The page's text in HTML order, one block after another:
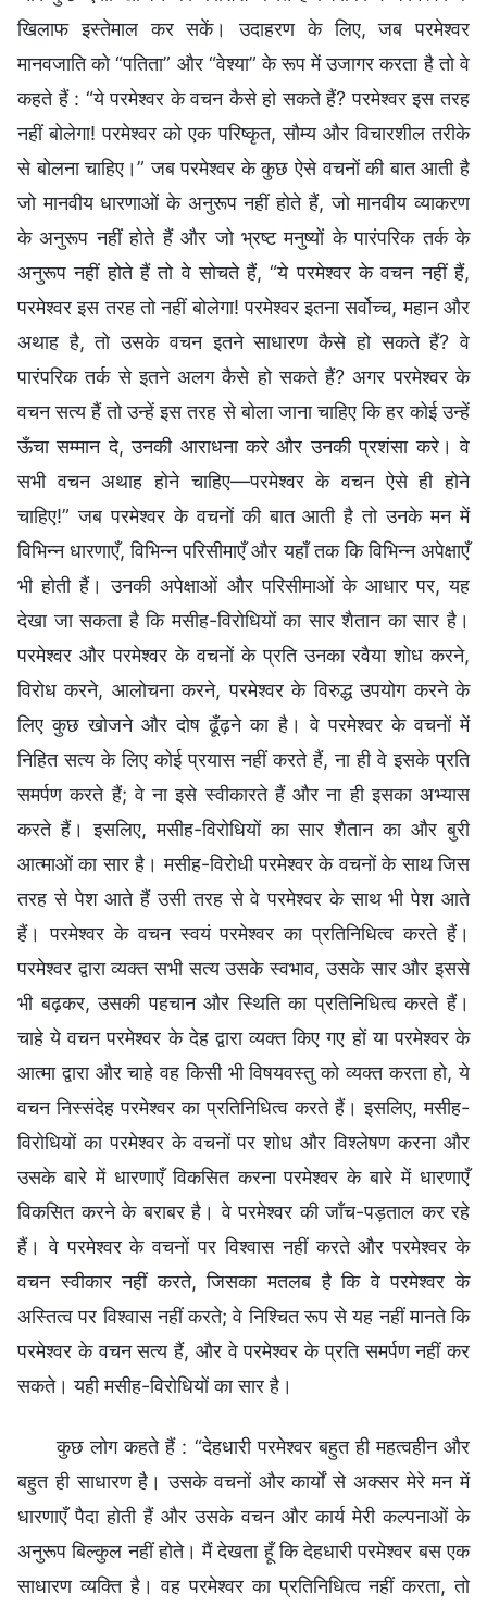
खिलाफ इस्तेमाल कर सकें। उदाहरण के लिए, जब परमेश्वर
मानवजाति को “पतिता” और “वेश्या” के रूप में उजागर करता है तो वे
कहते हैं : “ये परमेश्वर के वचन कैसे हो सकते हैं? परमेश्वर इस तरह
नहीं बोलेगा! परमेश्वर को एक परिष्कृत, सौम्य और विचारशील तरीके
से बोलना चाहिए।” जब परमेश्वर के कुछ ऐसे वचनों की बात आती है
जो मानवीय धारणाओं के अनुरूप नहीं होते हैं, जो मानवीय व्याकरण
के अनुरूप नहीं होते हैं और जो भ्रष्ट मनुष्यों के पारंपरिक तर्क के
अनुरूप नहीं होते हैं तो वे सोचते हैं, “ये परमेश्वर के वचन नहीं हैं,
परमेश्वर इस तरह तो नहीं बोलेगा! परमेश्वर इतना सर्वोच्च, महान और
अथाह है, तो उसके वचन इतने साधारण कैसे हो सकते हैं? वे
पारंपरिक तर्क से इतने अलग कैसे हो सकते हैं? अगर परमेश्वर के
वचन सत्य हैं तो उन्हें इस तरह से बोला जाना चाहिए कि हर कोई उन्हें
ऊँचा सम्मान दे, उनकी आराधना करे और उनकी प्रशंसा करे। वे
सभी वचन अथाह होने चाहिए—परमेश्वर के वचन ऐसे ही होने
चाहिए!” जब परमेश्वर के वचनों की बात आती है तो उनके मन में
विभिन्न धारणाएँ, विभिन्न परिसीमाएँ और यहाँ तक कि विभिन्न अपेक्षाएँ
भी होती हैं। उनकी अपेक्षाओं और परिसीमाओं के आधार पर, यह
देखा जा सकता है कि मसीह-विरोधियों का सार शैतान का सार है।
परमेश्वर और परमेश्वर के वचनों के प्रति उनका रवैया शोध करने,
विरोध करने, आलोचना करने, परमेश्वर के विरुद्ध उपयोग करने के
लिए कुछ खोजने और दोष ढूँढ़ने का है। वे परमेश्वर के वचनों में
निहित सत्य के लिए कोई प्रयास नहीं करते हैं, ना ही वे इसके प्रति
समर्पण करते हैं; वे ना इसे स्वीकारते हैं और ना ही इसका अभ्यास
करते हैं। इसलिए, मसीह-विरोधियों का सार शैतान का और बुरी
आत्माओं का सार है। मसीह-विरोधी परमेश्वर के वचनों के साथ जिस
तरह से पेश आते हैं उसी तरह से वे परमेश्वर के साथ भी पेश आते
हैं। परमेश्वर के वचन स्वयं परमेश्वर का प्रतिनिधित्व करते हैं।
परमेश्वर द्वारा व्यक्त सभी सत्य उसके स्वभाव, उसके सार और इससे
भी बढ़कर, उसकी पहचान और स्थिति का प्रतिनिधित्व करते हैं।
चाहे ये वचन परमेश्वर के देह द्वारा व्यक्त किए गए हों या परमेश्वर के
आत्मा द्वारा और चाहे वह किसी भी विषयवस्तु को व्यक्त करता हो, ये
वचन निस्संदेह परमेश्वर का प्रतिनिधित्व करते हैं। इसलिए, मसीह-
विरोधियों का परमेश्वर के वचनों पर शोध और विश्लेषण करना और
उसके बारे में धारणाएँ विकसित करना परमेश्वर के बारे में धारणाएँ
विकसित करने के बराबर है। वे परमेश्वर की जाँच-पड़ताल कर रहे
हैं। वे परमेश्वर के वचनों पर विश्वास नहीं करते और परमेश्वर के
वचन स्वीकार नहीं करते, जिसका मतलब है कि वे परमेश्वर के
अस्तित्व पर विश्वास नहीं करते; वे निश्चित रूप से यह नहीं मानते कि
परमेश्वर के वचन सत्य हैं, और वे परमेश्वर के प्रति समर्पण नहीं कर
सकते। यही मसीह-विरोधियों का सार है।
कुछ लोग कहते हैं : “देहधारी परमेश्वर बहुत ही महत्वहीन और
बहुत ही साधारण है। उसके वचनों और कार्यों से अक्सर मेरे मन में
धारणाएँ पैदा होती हैं और उसके वचन और कार्य मेरी कल्पनाओं के
अनुरूप बिल्कुल नहीं होते। मैं देखता हूँ कि देहधारी परमेश्वर बस एक
साधारण व्यक्ति है। वह परमेश्वर का प्रतिनिधित्व नहीं करता, तो